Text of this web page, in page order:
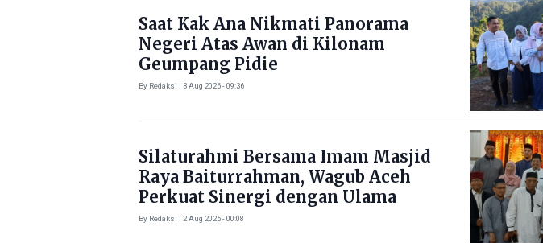
Saat Kak Ana Nikmati Panorama
Negeri Atas Awan di Kilonam
Geumpang Pidie
By Redaksi . 3 Aug 2026 - 09:36
Silaturahmi Bersama Imam Masjid
Raya Baiturrahman, Wagub Aceh
Perkuat Sinergi dengan Ulama
By Redaksi . 2 Aug 2026 - 00:08